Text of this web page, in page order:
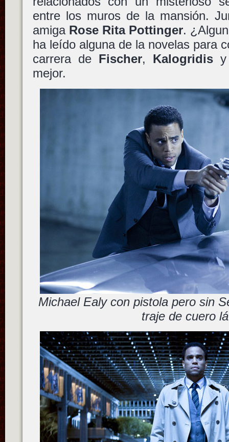
entre los muros de la mansión.
amiga Rose Rita Pottinger.
ha leído alguna de la novelas para
carrera de Fischer, Kalogridis
mejor.
Michael Ealy con pistola pero sin
traje de cuero